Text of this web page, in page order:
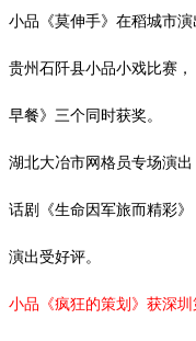
小品《莫伸手》在稻城市演
贵州石阡县小品小戏比赛
早餐》三个同时获奖。
湖北大冶市网格员专场演
话剧《生命因军旅而精彩》
演出受好评。
小品《疯狂的策划》获深圳